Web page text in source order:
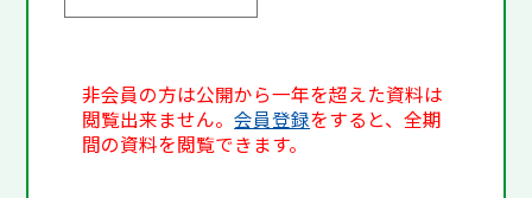
非会員の方は公開から一年を超えた資料は
閲覧出来ません。会員登録をすると、全期
間の資料を閲覧できます。